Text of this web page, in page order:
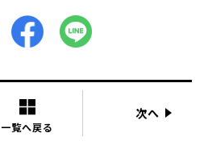
一覧へ戻る
次へ